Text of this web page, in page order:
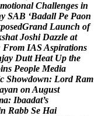
motional Challenges in
y SAB ‘Badall Pe Paon
posedGrand Launch of
shat Joshi Dazzle at
From IASAspirations
jay Dutt Heat Up the
ins People Media
c Showdown: Lord Ram
ayan on August
a: Ibaadat’s
n Rabb Se Hai